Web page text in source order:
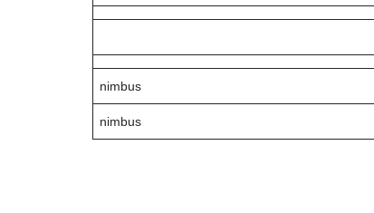
nimbus
nimbus